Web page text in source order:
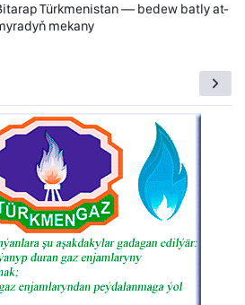
Türkmenistan — bedew batly at-
mekany